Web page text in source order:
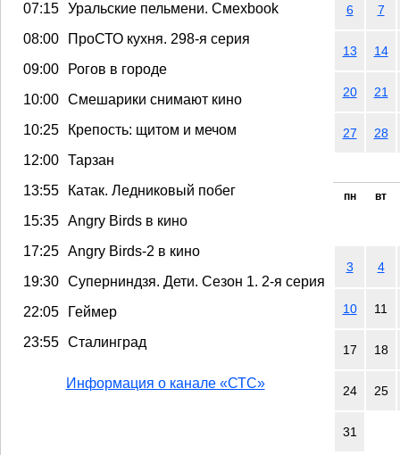
07:15 Уральские пельмени. Смехbook
08:00
ПроСТО кухня. 298-я серия
09:00
Рогов в городе
10:00 Смешарики снимают кино
10:25
Крепость: щитом и мечом
12:00 Тарзан
13:55
Катак. Ледниковый побег
15:35 Angry Birds в кино
17:25 Angry Birds-2 в кино
19:30 Суперниндзя. Дети. Сезон 1. 2-я серия
22:05
Геймер
23:55 Сталинград
Информация о канале «СТС»
6 7
13 14
20 21
27 28
пн вт
3 4
10 11
17 18
24 25
31